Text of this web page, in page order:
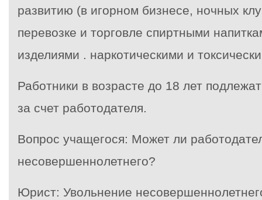
развитию (в игорном бизнесе, ночных
перевозке и торговле спиртными
изделиями . наркотическими и
Работники в возрасте до 18 лет
за счет работодателя.
Вопрос учащегося: Может ли
несовершеннолетнего?
Юрист: Увольнение